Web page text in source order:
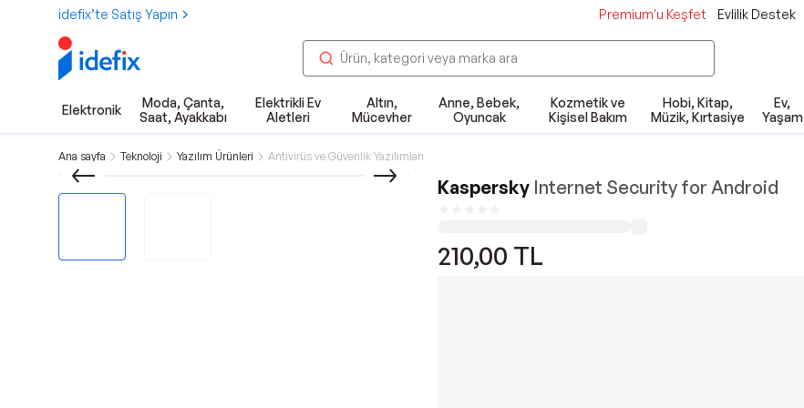
idefix’te Satış Yapın Premium'u Keşfet Evlilik Destek
Elektronik
Moda, Çanta,
Saat, Ayakkabı
Elektrikli Ev
Aletleri
Altın,
Mücevher
Anne, Bebek,
Oyuncak
Kozmetik ve
Kişisel Bakım
Hobi, Kitap,
Müzik, Kırtasiye
Ev,
Yaşam
Ana sayfa Teknoloji Yazılım Ürünleri Antivirüs ve Güvenlik Yazılımları
Kaspersky Internet Security for Android
210,00 TL